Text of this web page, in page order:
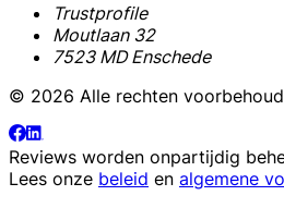
Trustprofile
Moutlaan 32
7523 MD Enschede
© 2026 Alle rechten
Reviews worden onpartijdig
Lees onze beleid en algemene